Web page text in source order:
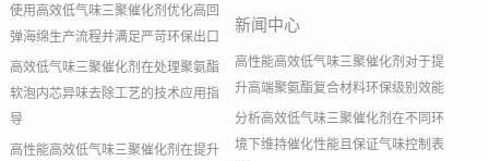
使用高效低气味三聚催化剂优化高回
弹海绵生产流程并满足严苛环保出口
高效低气味三聚催化剂在处理聚氨酯
软泡内芯异味去除工艺的技术应用指
导
高性能高效低气味三聚催化剂在提升
新闻中心
高性能高效低气味三聚催化剂对于提
升高端聚氨酯复合材料环保级别效能
分析高效低气味三聚催化剂在不同环
境下维持催化性能且保证气味控制表